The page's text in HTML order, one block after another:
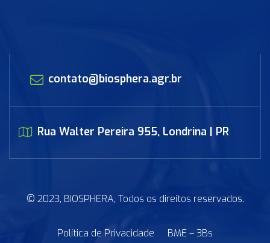
contato@biosphera.agr.br
Rua Walter Pereira 955, Londrina | PR
© 2023, BIOSPHERA, Todos os direitos reservados.
Política de Privacidade BME – 3Bs